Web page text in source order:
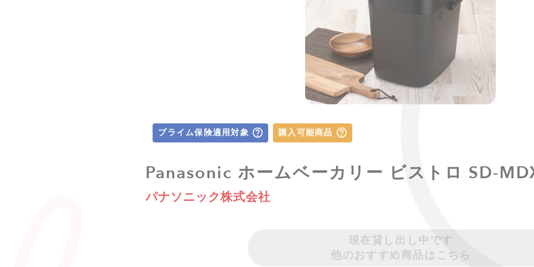
プライム保険適用対象 購入可能商品
Panasonic ホームベーカリー ビストロ SD-
パナソニック株式会社
現在貸し出し中です
他のおすすめ商品はこちら